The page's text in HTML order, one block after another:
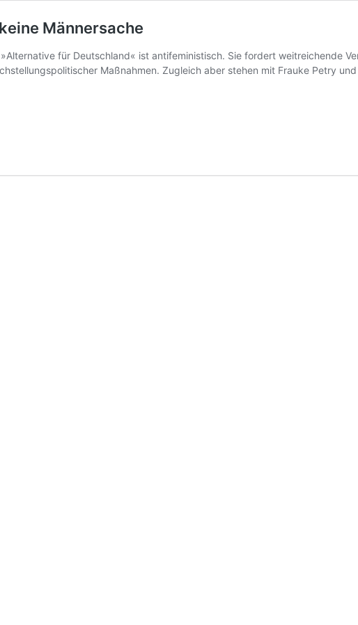
Männersache
»Alternative für Deutschland« ist antifeministisch. Sie fordert weitreichende
Maßnahmen. Zugleich aber stehen mit Frauke Petry